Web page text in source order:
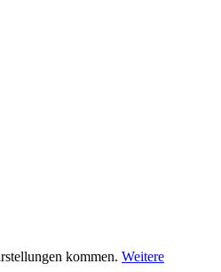
kommen. Weitere